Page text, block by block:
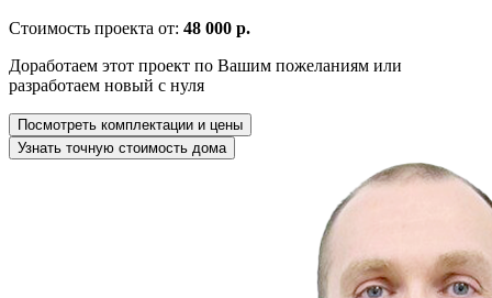
Стоимость проекта от: 48 000 р.
Доработаем этот проект по Вашим пожеланиям или
разработаем новый с нуля
Посмотреть комплектации и цены
Узнать точную стоимость дома